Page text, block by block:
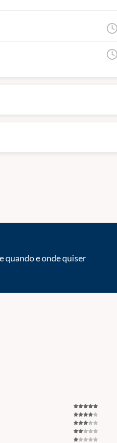
quando e onde quiser